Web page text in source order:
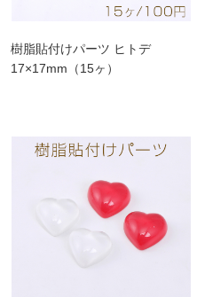
樹脂貼付けパーツ ヒトデ
17×17mm（15ヶ）